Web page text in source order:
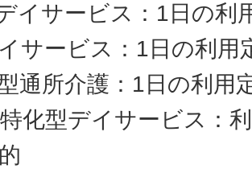
イサービス：1日の利
サービス：1日の利用
通所介護：1日の利用
化型デイサービス：